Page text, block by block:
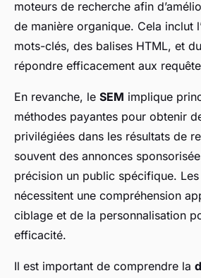
moteurs de recherche afin
de manière organique. Cela inclut
mots-clés, des balises HTML, et
répondre efficacement aux
En revanche, le SEM implique
méthodes payantes pour obtenir
privilégiées dans les résultats de
souvent des annonces
précision un public spécifique.
nécessitent une compréhension
ciblage et de la personnalisation
efficacité.
Il est important de comprendre la